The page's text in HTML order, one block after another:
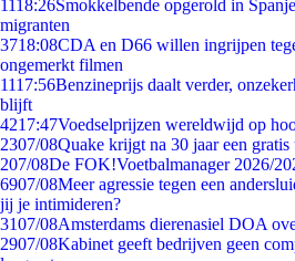
1118:26Smokkelbende opgerold in
migranten
3718:08CDA en D66 willen ingrijpen
ongemerkt filmen
1117:56Benzineprijs daalt verder,
blijft
4217:47Voedselprijzen wereldwijd op
2307/08Quake krijgt na 30 jaar een
207/08De FOK!Voetbalmanager 2026/
6907/08Meer agressie tegen een
jij je intimideren?
3107/08Amsterdams dierenasiel DOA
2907/08Kabinet geeft bedrijven geen